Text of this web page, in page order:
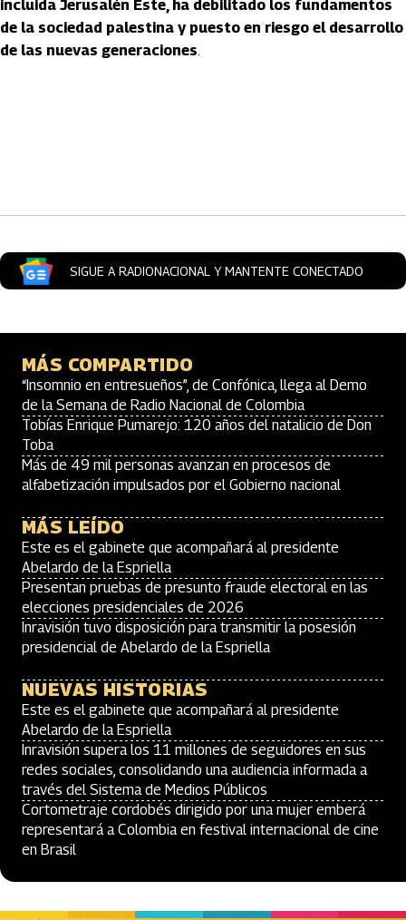
incluida Jerusalén Este, ha debilitado los fundamentos
de la sociedad palestina y puesto en riesgo el desarrollo
de las nuevas generaciones.
SIGUE A RADIONACIONAL Y MANTENTE CONECTADO
MÁS COMPARTIDO
“Insomnio en entresueños”, de Confónica, llega al Demo
de la Semana de Radio Nacional de Colombia
Tobías Enrique Pumarejo: 120 años del natalicio de Don
Toba
Más de 49 mil personas avanzan en procesos de
alfabetización impulsados por el Gobierno nacional
MÁS LEÍDO
Este es el gabinete que acompañará al presidente
Abelardo de la Espriella
Presentan pruebas de presunto fraude electoral en las
elecciones presidenciales de 2026
Inravisión tuvo disposición para transmitir la posesión
presidencial de Abelardo de la Espriella
NUEVAS HISTORIAS
Este es el gabinete que acompañará al presidente
Abelardo de la Espriella
Inravisión supera los 11 millones de seguidores en sus
redes sociales, consolidando una audiencia informada a
través del Sistema de Medios Públicos
Cortometraje cordobés dirigido por una mujer emberá
representará a Colombia en festival internacional de cine
en Brasil